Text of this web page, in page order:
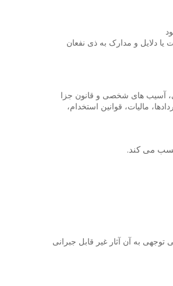
دلایل و مدارک به ذی نفعان
آسیب های شخصی و قانون جزا
مالیات، قوانین استخدام،
می کند.
توجهی به آن آثار غیر قابل جبرانی